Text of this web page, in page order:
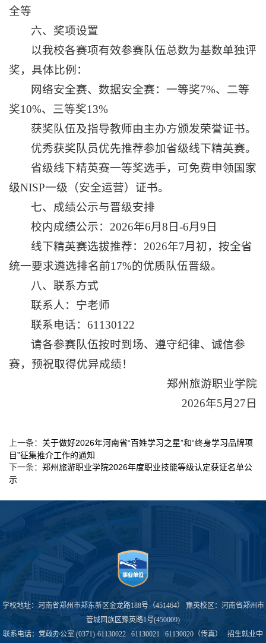
全等
六、奖项设置
以我校各赛项有效参赛队伍总数为基数单独评
奖，具体比例：
网络安全赛、数据安全赛：一等奖7%、二等
奖10%、三等奖13%
获奖队伍及指导教师由主办方颁发荣誉证书。
优秀获奖队员优先推荐参加省级线下精英赛。
省级线下精英赛一等奖选手，可免费申领国家
级NISP一级（安全运营）证书。
七、成绩公示与晋级安排
校内成绩公示：2026年6月8日-6月9日
线下精英赛选拔推荐：2026年7月初，按全省
统一要求遴选排名前17%的优质队伍晋级。
八、联系方式
联系人：宁老师
联系电话：61130122
请各参赛队伍按时到场、遵守纪律、诚信参
赛，预祝取得优异成绩！
郑州旅游职业学院
2026年5月27日
上一条： 关于做好2026年河南省“百姓学习之星”和“终身学习品牌项
目”征集推介工作的通知
下一条： 郑州旅游职业学院2026年度职业技能等级认定获证名单公
示
学校地址：河南省郑州市郑东新区金龙路188号（451464） 豫英校区：河南省郑州市
管城回族区豫英路1号(450009)
联系电话：党政办公室 (0371)-61130022 61130021 61130020（传真） 招生就业中